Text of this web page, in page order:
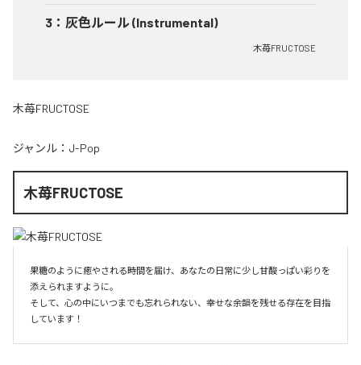
3 ： 灰色ルール (Instrumental)
木苺FRUCTOSE
木苺FRUCTOSE
ジャンル： J-Pop
木苺FRUCTOSE
果糖のように癒やされる時間を届け、あなたの日常に少し甘酸っぱい彩りを
添えられますように。
そして、心の中にいつまでも忘れられない、幸せな余韻を残せる存在を目指
しています！